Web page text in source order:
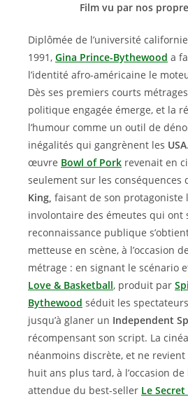
Film vu par nos
Diplômée de l’université
1991, Gina Prince-Bythewood a
l’identité afro-américaine le
Dès ses premiers courts
politique engagée émerge, et la
l’humour comme un outil de
inégalités qui gangrènent les USA
œuvre Bowl of Pork revenait en
seulement sur les conséquences
King, faisant de son protagoniste
involontaire des émeutes qui ont
reconnaissance publique
metteuse en scène, à l’occasion
métrage : en signant le scénario
Love & Basketball, produit par
Bythewood séduit les
jusqu’à glaner un Independent
récompensant son script. La
néanmoins discrète, et ne
huit ans plus tard, à l’occasion de
attendue du best-seller Le